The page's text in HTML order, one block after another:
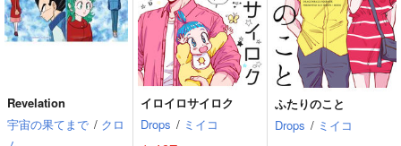
Revelation
宇宙の果てまで / クロ
イロイロサイロク
Drops / ミイコ
ふたりのこと
Drops / ミイコ